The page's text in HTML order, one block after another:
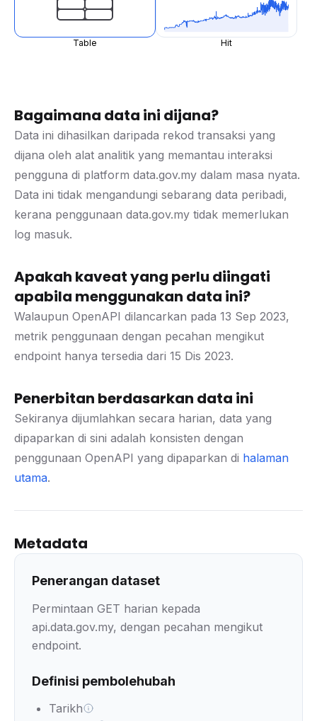
Table Hit
Bagaimana data ini dijana?
Data ini dihasilkan daripada rekod transaksi yang
dijana oleh alat analitik yang memantau interaksi
pengguna di platform data.gov.my dalam masa nyata.
Data ini tidak mengandungi sebarang data peribadi,
kerana penggunaan data.gov.my tidak memerlukan
log masuk.
Apakah kaveat yang perlu diingati
apabila menggunakan data ini?
Walaupun OpenAPI dilancarkan pada 13 Sep 2023,
metrik penggunaan dengan pecahan mengikut
endpoint hanya tersedia dari 15 Dis 2023.
Penerbitan berdasarkan data ini
Sekiranya dijumlahkan secara harian, data yang
dipaparkan di sini adalah konsisten dengan
penggunaan OpenAPI yang dipaparkan di halaman
utama.
Metadata
Penerangan dataset
Permintaan GET harian kepada
api.data.gov.my, dengan pecahan mengikut
endpoint.
Definisi pembolehubah
Tarikh